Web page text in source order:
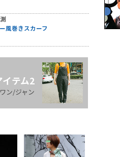
風巻きスカーフ
イテム2
ン/ジャン